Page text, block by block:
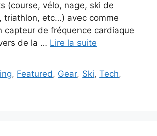
(course, vélo, nage, ski de
triathlon, etc…) avec comme
capteur de fréquence cardiaque
de la … Lire la suite
, Featured, Gear, Ski,Tech,